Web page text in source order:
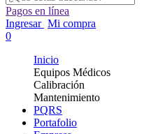
Pagos en línea
Ingresar Mi compra
0
Inicio
Equipos Médicos
Calibración
Mantenimiento
PQRS
Portafolio